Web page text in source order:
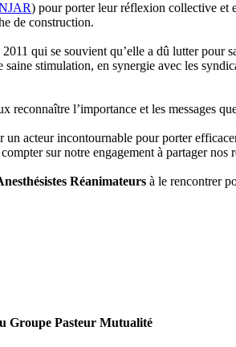
) pour porter leur réflexion collective et
de construction.
qui se souvient qu’elle a dû lutter pour
stimulation, en synergie avec les
l’importance et les messages
un acteur incontournable pour porter
sur notre engagement à partager nos
Réanimateurs à le rencontrer
Groupe Pasteur Mutualité